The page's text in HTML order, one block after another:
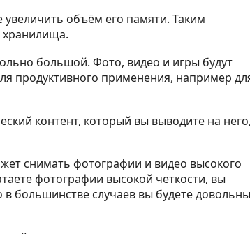
увеличить объём его памяти. Таким
хранилища.
большой. Фото, видео и игры будут
продуктивного применения, например
контент, который вы выводите на него,
снимать фотографии и видео высокого
фотографии высокой четкости, вы
большинстве случаев вы будете довольны